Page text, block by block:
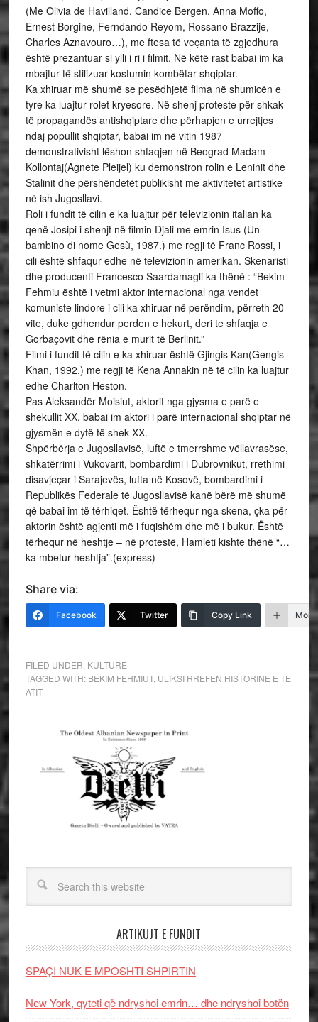
(Me Olivia de Havilland, Candice Bergen, Anna Moffo,
Ernest Borgine, Ferndando Reyom, Rossano Brazzije,
Charles Aznavouro…), me ftesa të veçanta të zgjedhura
është prezantuar si ylli i ri i filmit. Në këtë rast babai im ka
mbajtur të stilizuar kostumin kombëtar shqiptar.
Ka xhiruar më shumë se pesëdhjetë filma në shumicën e
tyre ka luajtur rolet kryesore. Në shenj proteste për shkak
të propagandës antishqiptare dhe përhapjen e urrejtjes
ndaj popullit shqiptar, babai im në vitin 1987
demonstrativisht lëshon shfaqjen në Beograd Madam
Kollontaj(Agnete Pleijel) ku demonstron rolin e Leninit dhe
Stalinit dhe përshëndetët publikisht me aktivitetet artistike
në ish Jugosllavi.
Roli i fundit të cilin e ka luajtur për televizionin italian ka
qenë Josipi i shenjt në filmin Djali me emrin Isus (Un
bambino di nome Gesù, 1987.) me regji të Franc Rossi, i
cili është shfaqur edhe në televizionin amerikan. Skenaristi
dhe producenti Francesco Saardamagli ka thënë : “Bekim
Fehmiu është i vetmi aktor internacional nga vendet
komuniste lindore i cili ka xhiruar në perëndim, përreth 20
vite, duke gdhendur perden e hekurt, deri te shfaqja e
Gorbaçovit dhe rënia e murit të Berlinit.”
Filmi i fundit të cilin e ka xhiruar është Gjingis Kan(Gengis
Khan, 1992.) me regji të Kena Annakin në të cilin ka luajtur
edhe Charlton Heston.
Pas Aleksandër Moisiut, aktorit nga gjysma e parë e
shekullit XX, babai im aktori i parë internacional shqiptar në
gjysmën e dytë të shek XX.
Shpërbërja e Jugosllavisë, luftë e tmerrshme vëllavrasëse,
shkatërrimi i Vukovarit, bombardimi i Dubrovnikut, rrethimi
disavjeçar i Sarajevës, lufta në Kosovë, bombardimi i
Republikës Federale të Jugosllavisë kanë bërë më shumë
që babai im të tërhiqet. Është tërhequr nga skena, çka për
aktorin është agjenti më i fuqishëm dhe më i bukur. Është
tërhequr në heshtje – në protestë, Hamleti kishte thënë “…
ka mbetur heshtja”.(express)
Share via:
Facebook Twitter Copy Link More
FILED UNDER: KULTURE
TAGGED WITH: BEKIM FEHMIUT, ULIKSI RREFEN HISTORINE E TE
ATIT
ARTIKUJT E FUNDIT
SPAÇI NUK E MPOSHTI SHPIRTIN
New York, qyteti që ndryshoi emrin… dhe ndryshoi botën